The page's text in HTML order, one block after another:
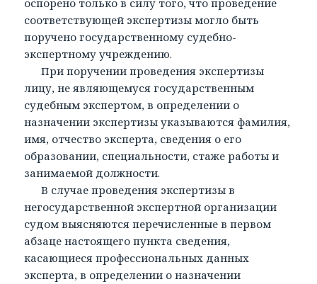
оспорено только в силу того, что проведение
соответствующей экспертизы могло быть
поручено государственному судебно-
экспертному учреждению.
При поручении проведения экспертизы
лицу, не являющемуся государственным
судебным экспертом, в определении о
назначении экспертизы указываются фамилия,
имя, отчество эксперта, сведения о его
образовании, специальности, стаже работы и
занимаемой должности.
В случае проведения экспертизы в
негосударственной экспертной организации
судом выясняются перечисленные в первом
абзаце настоящего пункта сведения,
касающиеся профессиональных данных
эксперта, в определении о назначении